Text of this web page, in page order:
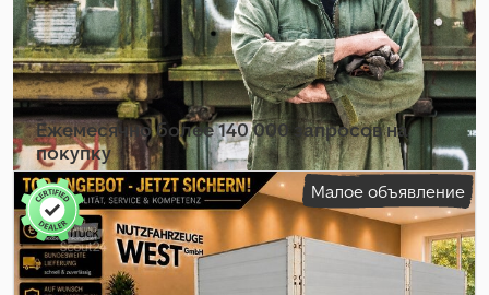
Ежемесячно более 140 000 запросов на
покупку
Выбрать пакет дилераМалое объявление